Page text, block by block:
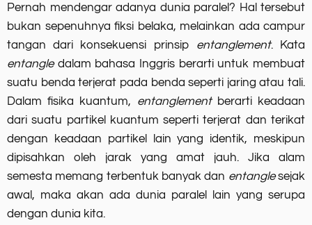
Pernah mendengar adanya dunia paralel? Hal tersebut
bukan sepenuhnya fiksi belaka, melainkan ada campur
tangan dari konsekuensi prinsip entanglement. Kata
entangle dalam bahasa Inggris berarti untuk membuat
suatu benda terjerat pada benda seperti jaring atau tali.
Dalam fisika kuantum, entanglement berarti keadaan
dari suatu partikel kuantum seperti terjerat dan terikat
dengan keadaan partikel lain yang identik, meskipun
dipisahkan oleh jarak yang amat jauh. Jika alam
semesta memang terbentuk banyak dan entanglesejak
awal, maka akan ada dunia paralel lain yang serupa
dengan dunia kita.